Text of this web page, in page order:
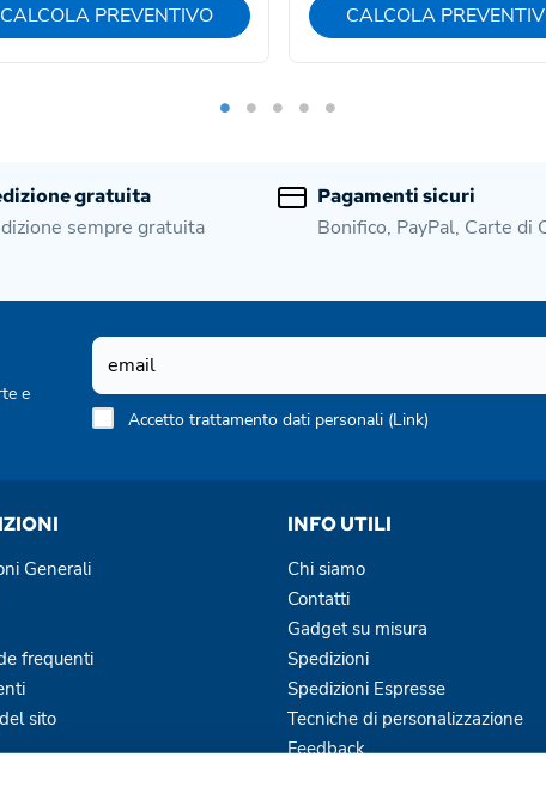
CALCOLA PREVENTIVO CALCOLA
gratuita
sempre gratuita
Pagamenti sicuri
Bonifico, PayPal, Carte di
e
Accetto trattamento dati personali (Link)
Generali
frequenti
sito
INFO UTILI
Chi siamo
Contatti
Gadget su misura
Spedizioni
Spedizioni Espresse
Tecniche di personalizzazione
Feedback